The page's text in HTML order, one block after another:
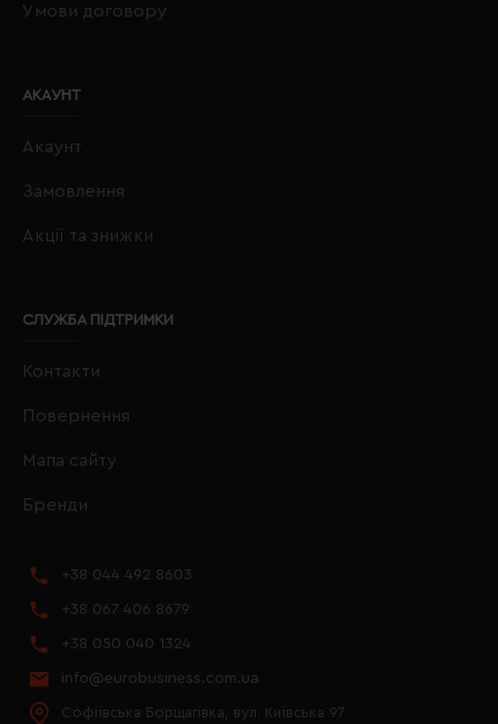
Умови договору
АКАУНТ
Акаунт
Замовлення
Акції та знижки
СЛУЖБА ПІДТРИМКИ
Контакти
Повернення
Мапа сайту
Бренди
+38 044 492 8603
+38 067 406 8679
+38 050 040 1324
info@eurobusiness.com.ua
Софіївська Борщагівка, вул. Київська 97